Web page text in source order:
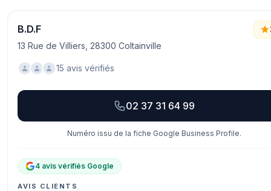
B.D.F
13 Rue de Villiers, 28300 Coltainville
15 avis vérifiés
02 37 31 64 99
Numéro issu de la fiche Google Business Profile.
4 avis vérifiés Google
AVIS CLIENTS